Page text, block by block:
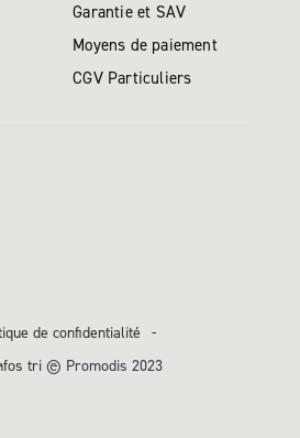
Garantie et SAV
Moyens de paiement
CGV Particuliers
de confidentialité
tri © Promodis 2023